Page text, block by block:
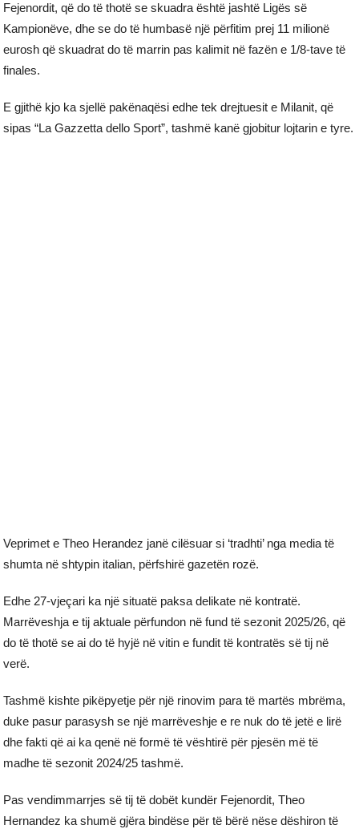
Fejenordit, që do të thotë se skuadra është jashtë Ligës së
Kampionëve, dhe se do të humbasë një përfitim prej 11 milionë
eurosh që skuadrat do të marrin pas kalimit në fazën e 1/8-tave të
finales.
E gjithë kjo ka sjellë pakënaqësi edhe tek drejtuesit e Milanit, që
sipas “La Gazzetta dello Sport”, tashmë kanë gjobitur lojtarin e tyre.
Veprimet e Theo Herandez janë cilësuar si ‘tradhti’ nga media të
shumta në shtypin italian, përfshirë gazetën rozë.
Edhe 27-vjeçari ka një situatë paksa delikate në kontratë.
Marrëveshja e tij aktuale përfundon në fund të sezonit 2025/26, që
do të thotë se ai do të hyjë në vitin e fundit të kontratës së tij në
verë.
Tashmë kishte pikëpyetje për një rinovim para të martës mbrëma,
duke pasur parasysh se një marrëveshje e re nuk do të jetë e lirë
dhe fakti që ai ka qenë në formë të vështirë për pjesën më të
madhe të sezonit 2024/25 tashmë.
Pas vendimmarrjes së tij të dobët kundër Fejenordit, Theo
Hernandez ka shumë gjëra bindëse për të bërë nëse dëshiron të